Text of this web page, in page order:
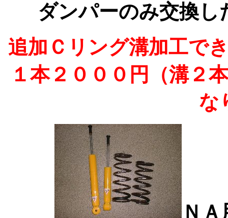
ダンパーのみ交換
追加Ｃリング溝加工で
１本２０００円（溝２
な
Ｎ